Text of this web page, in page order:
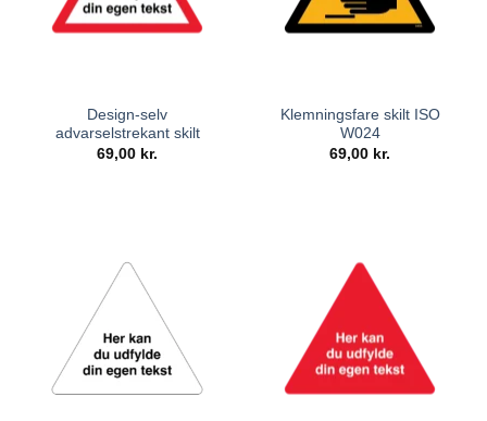
Design-selv
advarselstrekant skilt
69,00 kr.
Klemningsfare skilt ISO
W024
69,00 kr.